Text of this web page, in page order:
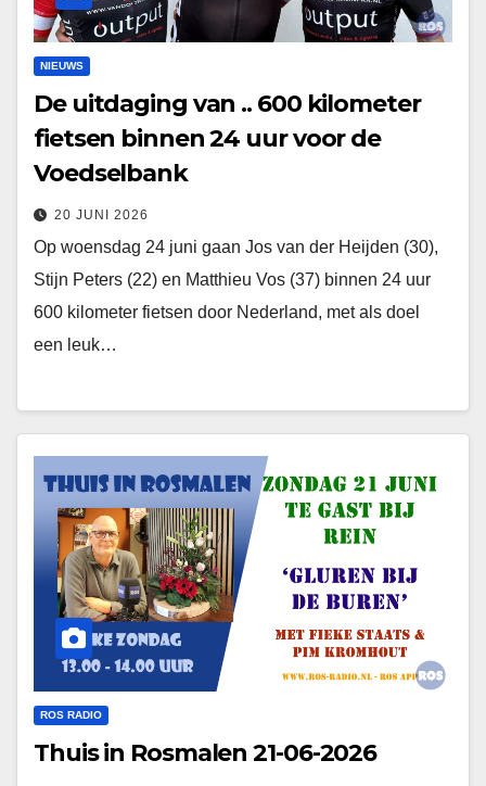
NIEUWS
De uitdaging van .. 600 kilometer
fietsen binnen 24 uur voor de
Voedselbank
20 JUNI 2026
Op woensdag 24 juni gaan Jos van der Heijden (30),
Stijn Peters (22) en Matthieu Vos (37) binnen 24 uur
600 kilometer fietsen door Nederland, met als doel
een leuk…
ROS RADIO
Thuis in Rosmalen 21-06-2026